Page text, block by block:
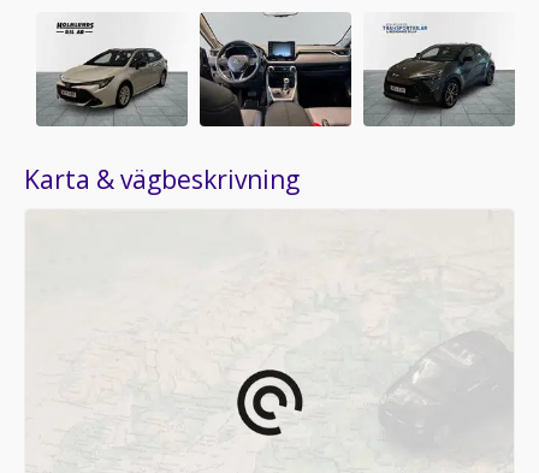
Karta & vägbeskrivning